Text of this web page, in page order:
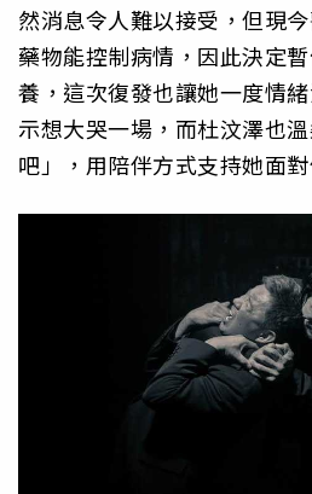
然消息令人難以接受，但現
藥物能控制病情，因此決定
養，這次復發也讓她一度情
示想大哭一場，而杜汶澤也
吧」，用陪伴方式支持她面對